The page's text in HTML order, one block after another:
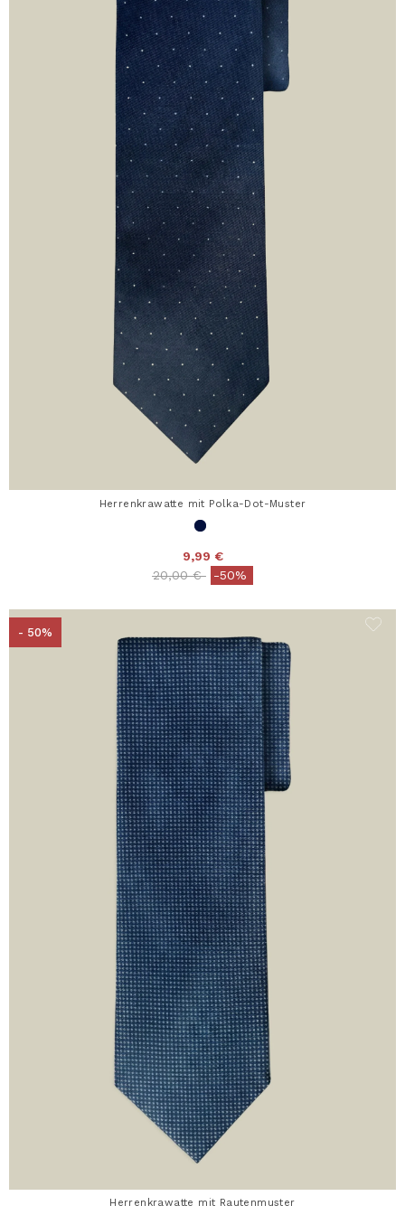
Herrenkrawatte mit Polka-Dot-Muster
9,99 €
Price reduced from
20,00 €to-50%
- 50%
Herrenkrawatte mit Rautenmuster